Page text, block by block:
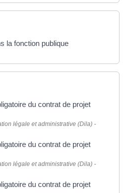
la fonction publique
du contrat de projet
légale et administrative (Dila) -
du contrat de projet
légale et administrative (Dila) -
du contrat de projet